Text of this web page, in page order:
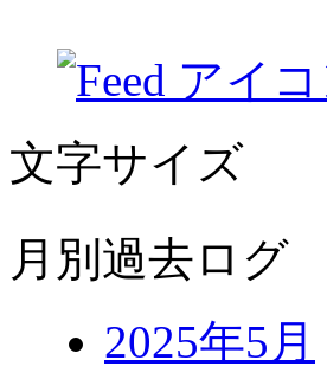
文字サイズ
月別過去ログ
2025年5月